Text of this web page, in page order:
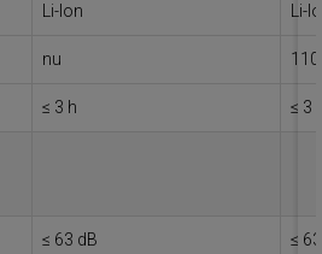
Li-Ion Li-
nu
≤ 3 h ≤ 3
≤ 63 dB ≤